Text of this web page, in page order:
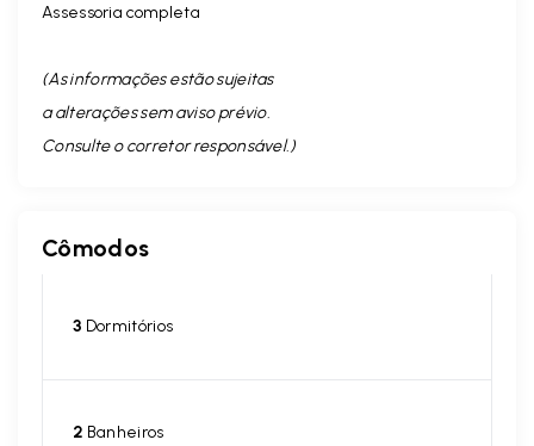
Assessoria completa
(As informações estão sujeitas
a alterações sem aviso prévio.
Consulte o corretor responsável. )
Cômodos
3 Dormitórios
2 Banheiros